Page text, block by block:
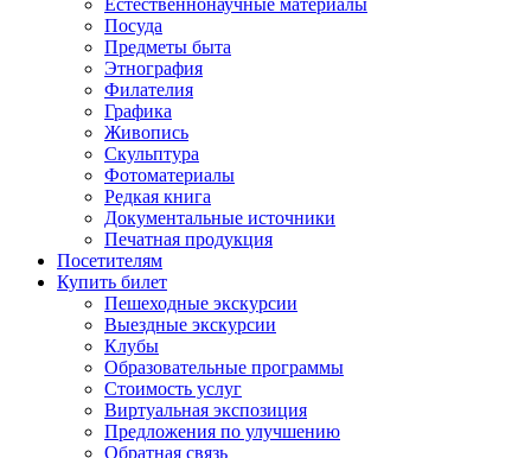
Естественнонаучные материалы
Посуда
Предметы быта
Этнография
Филателия
Графика
Живопись
Скульптура
Фотоматериалы
Редкая книга
Документальные источники
Печатная продукция
Посетителям
Купить билет
Пешеходные экскурсии
Выездные экскурсии
Клубы
Образовательные программы
Стоимость услуг
Виртуальная экспозиция
Предложения по улучшению
Обратная связь